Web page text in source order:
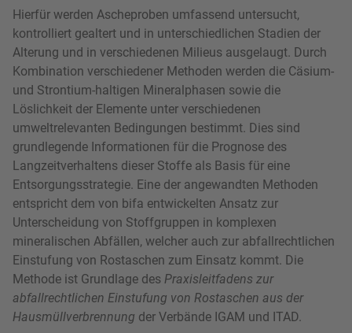
Hierfür werden Ascheproben umfassend untersucht,
kontrolliert gealtert und in unterschiedlichen Stadien der
Alterung und in verschiedenen Milieus ausgelaugt. Durch
Kombination verschiedener Methoden werden die Cäsium-
und Strontium-haltigen Mineralphasen sowie die
Löslichkeit der Elemente unter verschiedenen
umweltrelevanten Bedingungen bestimmt. Dies sind
grundlegende Informationen für die Prognose des
Langzeitverhaltens dieser Stoffe als Basis für eine
Entsorgungsstrategie. Eine der angewandten Methoden
entspricht dem von bifa entwickelten Ansatz zur
Unterscheidung von Stoffgruppen in komplexen
mineralischen Abfällen, welcher auch zur abfallrechtlichen
Einstufung von Rostaschen zum Einsatz kommt. Die
Methode ist Grundlage des Praxisleitfadens zur
abfallrechtlichen Einstufung von Rostaschen aus der
Hausmüllverbrennung der Verbände IGAM und ITAD.